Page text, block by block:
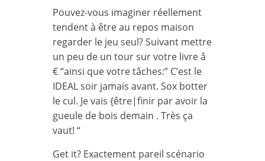
Pouvez-vous imaginer réellement
tendent à être au repos maison
regarder le jeu seul? Suivant mettre
un peu de un tour sur votre livre â
€ “ainsi que votre tâches:” C’est le
IDEAL soir jamais avant. Sox botter
le cul. Je vais {être|finir par avoir la
gueule de bois demain . Très ça
vaut! “
Get it? Exactement pareil scénario